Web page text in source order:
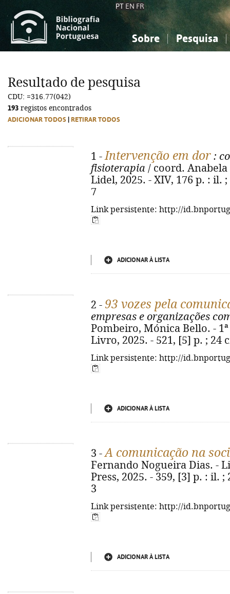
PT EN FR
Sobre Pesquisa
Ciências sociais...
Ciências sociais...
Resultado de pesquisa
CDU: =316.77(042)
193 registos encontrados
ADICIONAR TODOS RETIRAR TODOS
1 -Intervenção em dor :
fisioterapia / coord. Anabela
Lidel, 2025. - XIV, 176 p. : il.
7
Link persistente: http://
ADICIONAR À LISTA
2 - 93 vozes pela
empresas e organizações
Pombeiro, Mónica Bello. -
Livro, 2025. - 521, [5] p. ; 24
Link persistente: http://
ADICIONAR À LISTA
3 -A comunicação na
Fernando Nogueira Dias. -
Press, 2025. - 359, [3] p. : il. ;
3
Link persistente: http://
ADICIONAR À LISTA